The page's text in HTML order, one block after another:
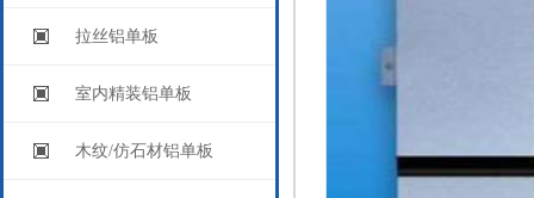
拉丝铝单板
室内精装铝单板
木纹/仿石材铝单板